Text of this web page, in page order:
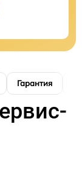
Гарантия